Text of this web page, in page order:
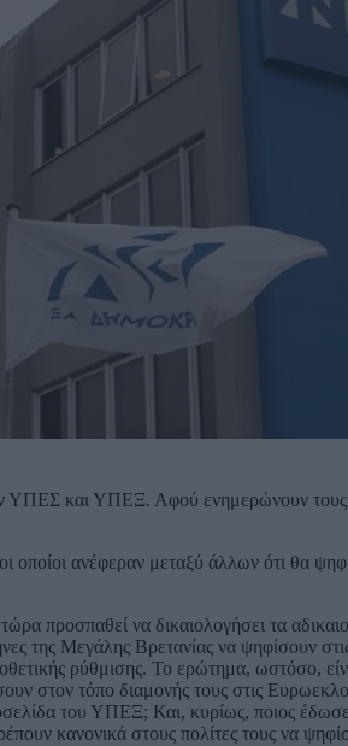
ΥΠΕΣ και ΥΠΕΞ. Αφού ενημερώνουν τους
ανέφεραν μεταξύ άλλων ότι θα
προσπαθεί να δικαιολογήσει τα
της Μεγάλης Βρετανίας να ψηφίσουν
ρύθμισης. Το ερώτημα, ωστόσο,
στον τόπο διαμονής τους στις
του ΥΠΕΞ; Και, κυρίως, ποιος
κανονικά στους πολίτες τους να